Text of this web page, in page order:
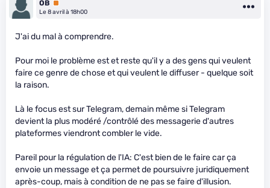
OB Premium
Le 8 avril à 18h00
J'ai du mal à comprendre.
Pour moi le problème est et reste qu'il y a des gens qui veulent
faire ce genre de chose et qui veulent le diffuser - quelque soit
la raison.
Là le focus est sur Telegram, demain même si Telegram
devient la plus modéré /contrôlé des messagerie d'autres
plateformes viendront combler le vide.
Pareil pour la régulation de l'IA: C'est bien de le faire car ça
envoie un message et ça permet de poursuivre juridiquement
après-coup, mais à condition de ne pas se faire d'illusion.